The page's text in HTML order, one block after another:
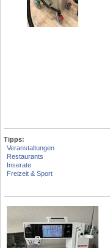
Tipps:
Veranstaltungen
Restaurants
Inserate
Freizeit & Sport